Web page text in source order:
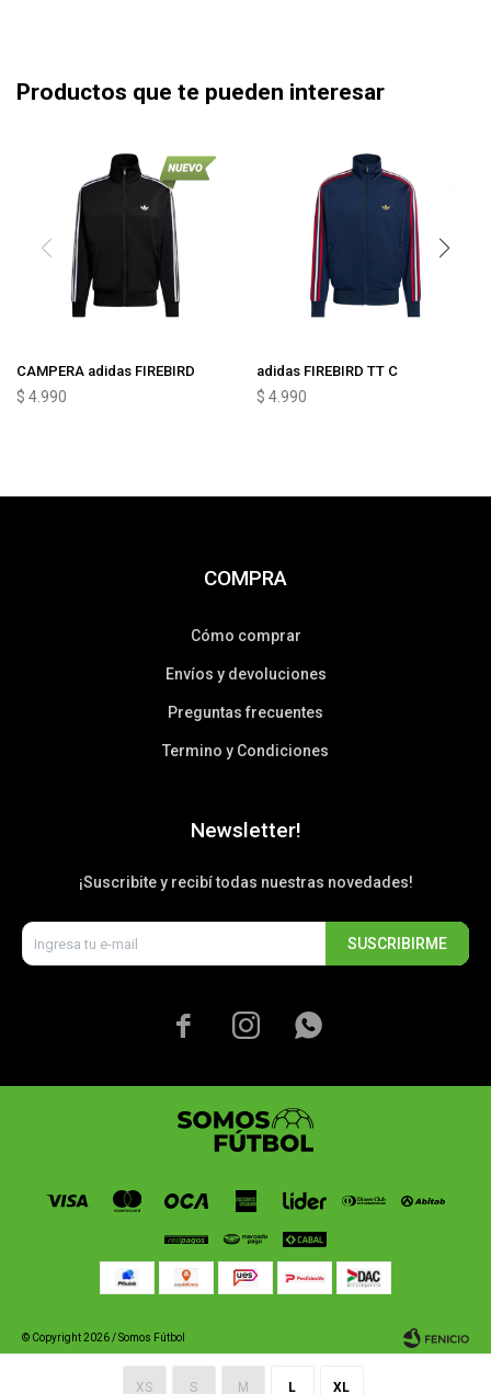
XS S M L XL
Productos que te pueden interesar
CAMPERA adidas FIREBIRD
$ 4.990
adidas FIREBIRD TT C
$ 4.990
COMPRA
Cómo comprar
Envíos y devoluciones
Preguntas frecuentes
Termino y Condiciones
Newsletter!
¡Suscribite y recibí todas nuestras novedades!
SUSCRIBIRME
  
© Copyright 2026 / Somos Fútbol